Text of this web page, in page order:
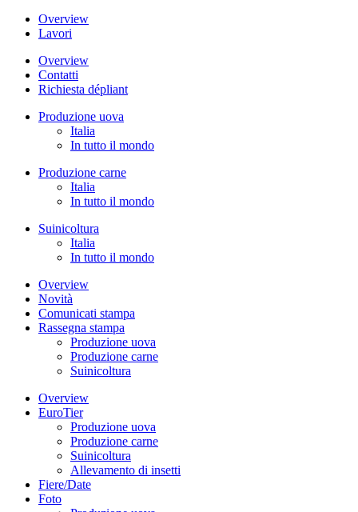
Overview
Lavori
Overview
Contatti
Richiesta dépliant
Produzione uova
Italia
In tutto il mondo
Produzione carne
Italia
In tutto il mondo
Suinicoltura
Italia
In tutto il mondo
Overview
Novità
Comunicati stampa
Rassegna stampa
Produzione uova
Produzione carne
Suinicoltura
Overview
EuroTier
Produzione uova
Produzione carne
Suinicoltura
Allevamento di insetti
Fiere/Date
Foto